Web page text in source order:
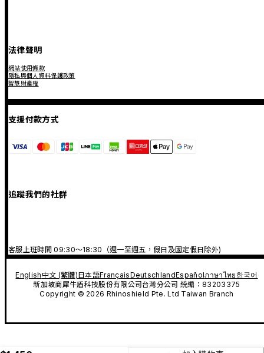
法律聲明
網站使用條款
隱私與個人資料保護政策
智慧財產權
支援付款方式
追蹤我們的社群
客服上班時間 09:30～18:30（週一至週五，假日及國定假日除外)
English中文 (繁體)日本語FrançaisDeutschlandEspañolภาษาไทย 한국어
新加坡商犀牛盾科技股份有限公司台灣分公司 統編：83203375
Copyright © 2026 Rhinoshield Pte. Ltd Taiwan Branch